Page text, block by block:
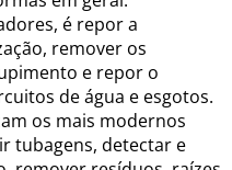
é repor a
remover os
e repor o
de água e esgotos.
os mais modernos
tubagens, detectar e